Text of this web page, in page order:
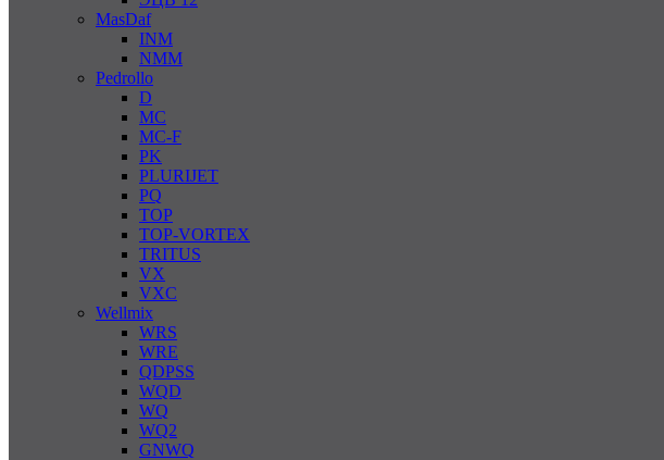
MasDaf
INM
NMM
Pedrollo
D
MC
MC-F
PK
PLURIJET
PQ
TOP
TOP-VORTEX
TRITUS
VX
VXC
Wellmix
WRS
WRE
QDPSS
WQD
WQ
WQ2
GNWQ